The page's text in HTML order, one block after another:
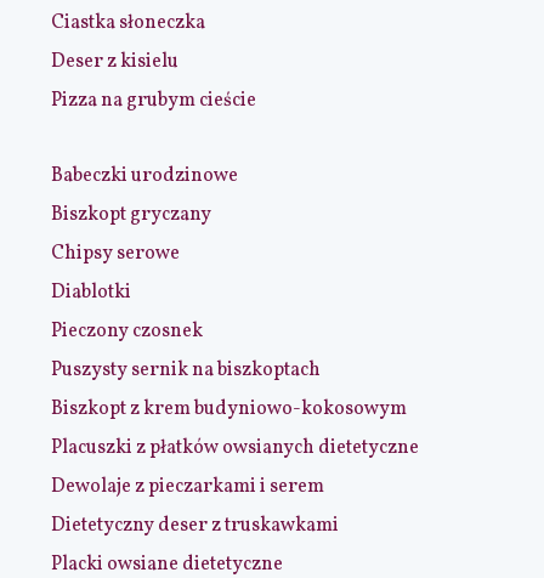
Ciastka słoneczka
Deser z kisielu
Pizza na grubym cieście
Babeczki urodzinowe
Biszkopt gryczany
Chipsy serowe
Diablotki
Pieczony czosnek
Puszysty sernik na biszkoptach
Biszkopt z krem budyniowo-kokosowym
Placuszki z płatków owsianych dietetyczne
Dewolaje z pieczarkami i serem
Dietetyczny deser z truskawkami
Placki owsiane dietetyczne